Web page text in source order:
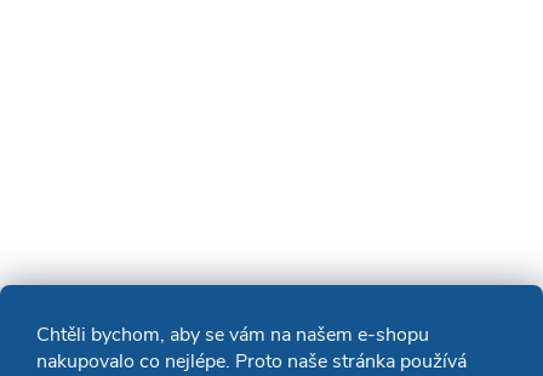
Chtěli bychom, aby se vám na našem e-shopu
nakupovalo co nejlépe. Proto naše stránka používá